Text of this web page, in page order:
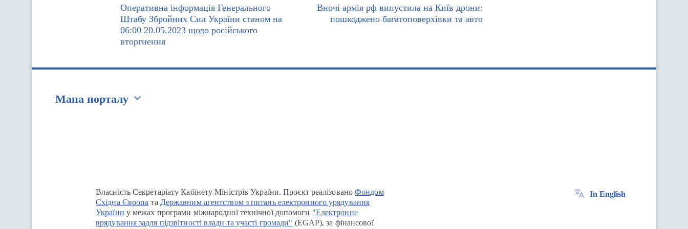
Оперативна інформація Генерального
Штабу Збройних Сил України станом на
06:00 20.05.2023 щодо російського
вторгнення
Вночі армія рф випустила на Київ дрони:
пошкоджено багатоповерхівки та авто
Мапа порталу
Власність Секретаріату Кабінету Міністрів України. Проєкт реалізованоФондом
Східна Європа та Державним агентством з питань електронного урядування
України у межах програми міжнародної технічної допомоги "Електронне
врядування задля підзвітності влади та участі громади" (EGAP), за фінансової
In English